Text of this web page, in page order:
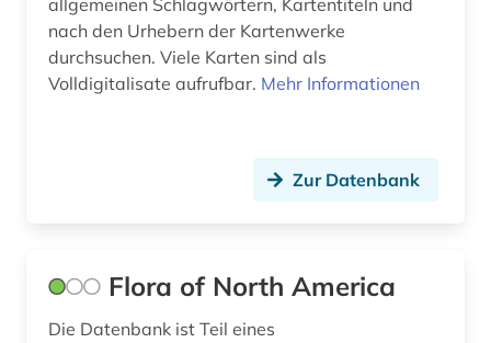
allgemeinen Schlagwörtern, Kartentiteln und
nach den Urhebern der Kartenwerke
durchsuchen. Viele Karten sind als
Volldigitalisate aufrufbar. Mehr Informationen
Zur Datenbank
Flora of North America
Die Datenbank ist Teil eines